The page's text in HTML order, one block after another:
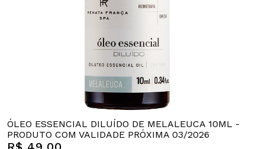
ÓLEO ESSENCIAL DILUÍDO DE MELALEUCA 10ML -
PRODUTO COM VALIDADE PRÓXIMA 03/2026